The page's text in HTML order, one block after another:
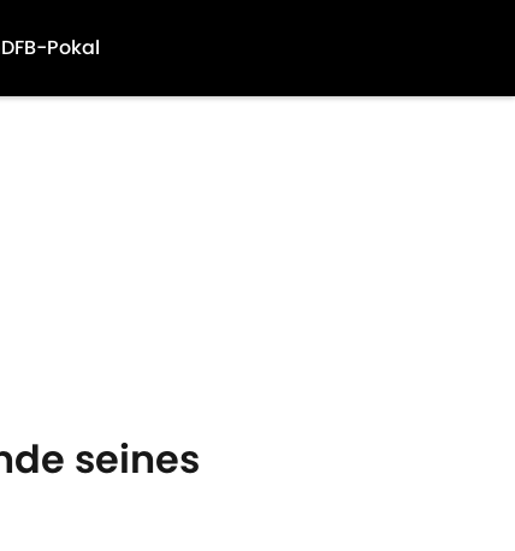
DFB-Pokal
seines